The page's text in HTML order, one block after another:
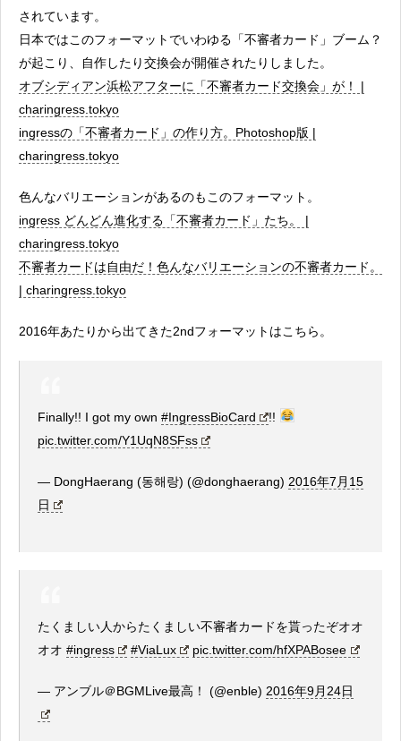
されています。
日本ではこのフォーマットでいわゆる「不審者カード」ブーム？
が起こり、自作したり交換会が開催されたりしました。
オブシディアン浜松アフターに「不審者カード交換会」が！ |
charingress.tokyo
ingressの「不審者カード」の作り方。Photoshop版 |
charingress.tokyo
色んなバリエーションがあるのもこのフォーマット。
ingress どんどん進化する「不審者カード」たち。 |
charingress.tokyo
不審者カードは自由だ！色んなバリエーションの不審者カード。
| charingress.tokyo
2016年あたりから出てきた2ndフォーマットはこちら。
Finally!! I got my own #IngressBioCard
!!
pic.twitter.com/Y1UqN8SFss
— DongHaerang (동해랑) (@donghaerang) 2016年7月15
日
たくましい人からたくましい不審者カードを貰ったぞオオ
オオ #ingress #ViaLux pic.twitter.com/hfXPABosee
— アンブル＠BGMLive最高！ (@enble) 2016年9月24日